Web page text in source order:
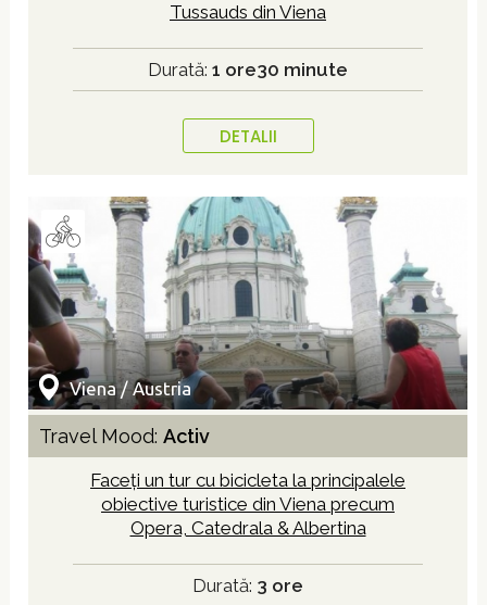
Tussauds din Viena
Durată:1 ore30 minute
DETALII
Viena / Austria
Travel Mood:Activ
Faceți un tur cu bicicleta la principalele
obiective turistice din Viena precum
Opera, Catedrala & Albertina
Durată: 3 ore